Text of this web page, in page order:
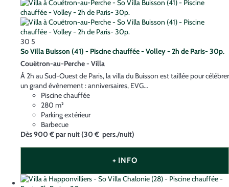
30 5
So Villa Buisson (41) - Piscine chauffée - Volley - 2h de Paris- 30p.
Couëtron-au-Perche - Villa
À 2h au Sud-Ouest de Paris, la villa du Buisson est taillée pour célébrer
un grand évènement : anniversaires, EVG...
Piscine chauffée
280 m²
Parking extérieur
Barbecue
Dès900 €par nuit(30 € pers./nuit)
+ INFO